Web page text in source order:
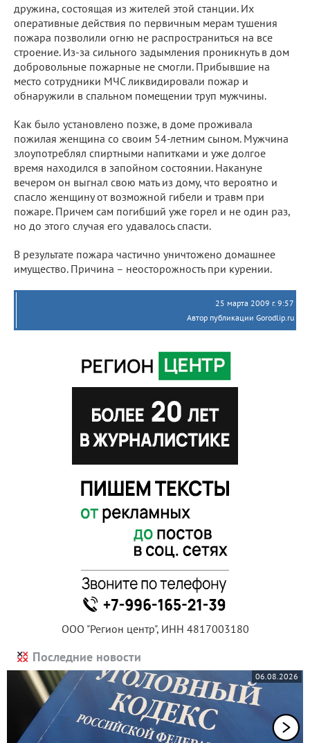
дружина, состоящая из жителей этой станции. Их
оперативные действия по первичным мерам тушения
пожара позволили огню не распространиться на все
строение. Из-за сильного задымления проникнуть в дом
добровольные пожарные не смогли. Прибывшие на
место сотрудники МЧС ликвидировали пожар и
обнаружили в спальном помещении труп мужчины.
Как было установлено позже, в доме проживала
пожилая женщина со своим 54-летним сыном. Мужчина
злоупотреблял спиртными напитками и уже долгое
время находился в запойном состоянии. Накануне
вечером он выгнал свою мать из дому, что вероятно и
спасло женщину от возможной гибели и травм при
пожаре. Причем сам погибший уже горел и не один раз,
но до этого случая его удавалось спасти.
В результате пожара частично уничтожено домашнее
имущество. Причина – неосторожность при курении.
25 марта 2009 г. 9:57
Автор публикации Gorodlip.ru
ООО "Регион центр", ИНН 4817003180
Последние новости
06.08.2026